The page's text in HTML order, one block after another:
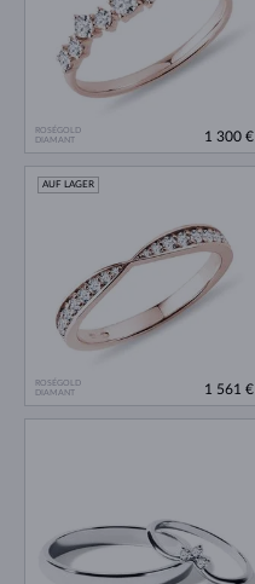
ROSÉGOLD
DIAMANT
1 300 €
ROSÉGOLD
DIAMANT
AUF LAGER
1 561 €